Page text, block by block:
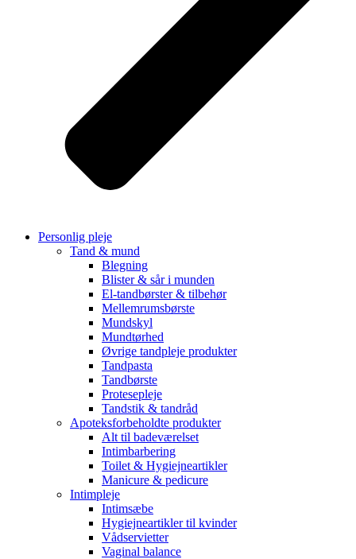
Personlig pleje
Tand & mund
Blegning
Blister & sår i munden
El-tandbørster & tilbehør
Mellemrumsbørste
Mundskyl
Mundtørhed
Øvrige tandpleje produkter
Tandpasta
Tandbørste
Protesepleje
Tandstik & tandråd
Apoteksforbeholdte produkter
Alt til badeværelset
Intimbarbering
Toilet & Hygiejneartikler
Manicure & pedicure
Intimpleje
Intimsæbe
Hygiejneartikler til kvinder
Vådservietter
Vaginal balance